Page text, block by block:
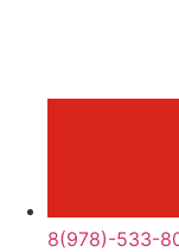
8(978)-533-